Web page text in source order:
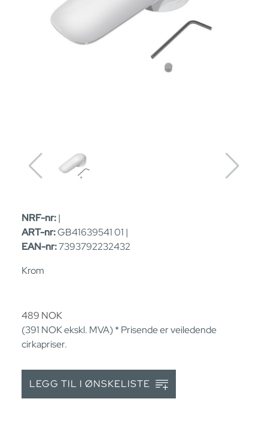
NRF-nr:|
ART-nr:GB41639541 01 |
EAN-nr:7393792232432
Krom
489 NOK
(391 NOKekskl. MVA) * Prisende er veiledende
cirkapriser.
LEGG TIL I ØNSKELISTE